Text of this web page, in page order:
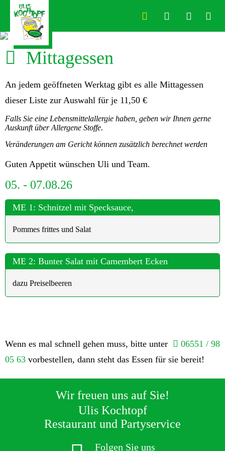
Mittagessen
An jedem geöffneten Werktag gibt es alle Mittagessen
dieser Liste zur Auswahl für je 11,50 €
Falls Sie eine Lebensmittelallergie haben, geben wir Ihnen gerne
Auskunft über Allergene Stoffe.
Veränderungen am Gericht können zusätzlich berechnet werden
Guten Appetit wünschen Uli und Team.
05. - 07.08.26
ME 1: Schnitzel mit Specksauce,
Pommes frittes und Salat
ME 2: Bunter Salat mit Camembert Ecken
dazu Preiselbeeren
Wenn es mal schnell gehen muss, bitte unter
06551 / 98
05 63 vorbestellen, dann steht das Essen für sie bereit!
Wir freuen uns auf Sie!
Ulis Kochtopf
Restaurant und Partyservice
Folgen Sie uns